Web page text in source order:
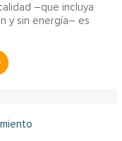
–que incluya
y sin energía– es